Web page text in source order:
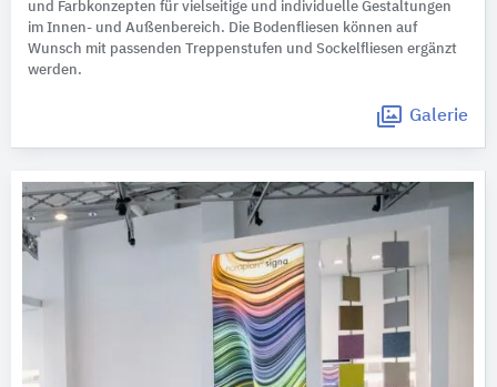
und Farbkonzepten für vielseitige und individuelle Gestaltungen
im Innen- und Außenbereich. Die Bodenfliesen können auf
Wunsch mit passenden Treppenstufen und Sockelfliesen ergänzt
werden.
Galerie